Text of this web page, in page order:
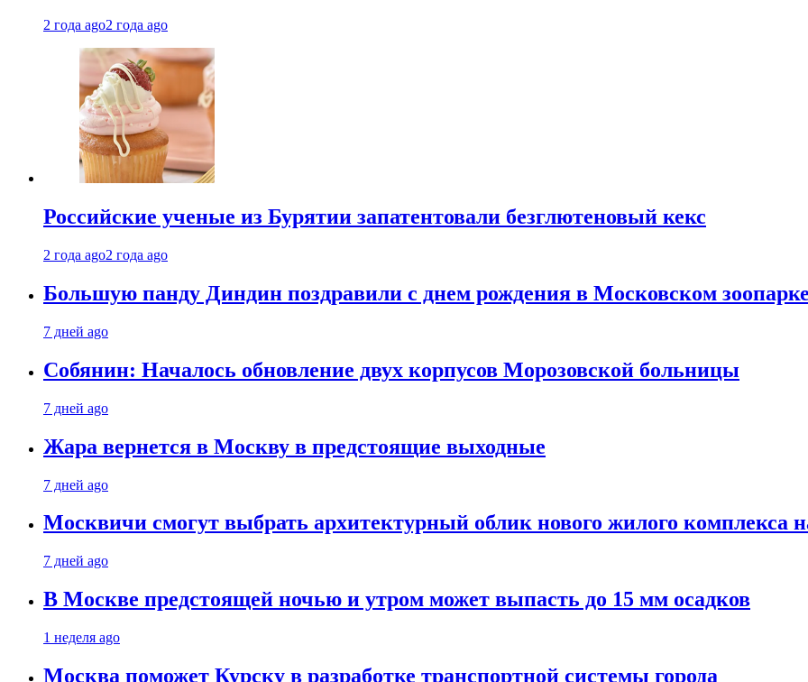
2 года ago2 года ago
Российские ученые из Бурятии запатентовали безглютеновый кекс
2 года ago2 года ago
Большую панду Диндин поздравили с днем рождения в Московском зоопарке
7 дней ago
Собянин: Началось обновление двух корпусов Морозовской больницы
7 дней ago
Жара вернется в Москву в предстоящие выходные
7 дней ago
Москвичи смогут выбрать архитектурный облик нового жилого комплекса
7 дней ago
В Москве предстоящей ночью и утром может выпасть до 15 мм осадков
1 неделя ago
Москва поможет Курску в разработке транспортной системы города